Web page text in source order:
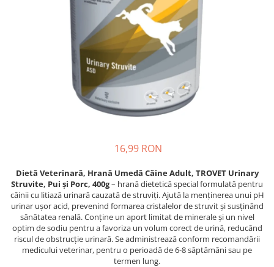
Covorașe Igienice Câini
Accesorii Câini
Culcușuri & Saltele Câini
Castroane și Adapatori
Cuști și Genți
Zgărzi, Lese & Hamuri
Așternut Igienic Pisici
Culcușuri & Saltele Pisici
Ansambluri Pisici
Castroane & Adapatori Pisici
Cuști & Genți Pisici
Litiere Pisici
16,99 RON
Dietă Veterinară, Hrană Umedă Câine Adult, TROVET Urinary
Struvite, Pui și Porc, 400g– hrană dietetică special formulată pentru
câinii cu litiază urinară cauzată de struviți. Ajută la menținerea unui pH
urinar ușor acid, prevenind formarea cristalelor de struvit și susținând
sănătatea renală. Conține un aport limitat de minerale și un nivel
optim de sodiu pentru a favoriza un volum corect de urină, reducând
riscul de obstrucție urinară. Se administrează conform recomandării
medicului veterinar, pentru o perioadă de 6-8 săptămâni sau pe
termen lung.